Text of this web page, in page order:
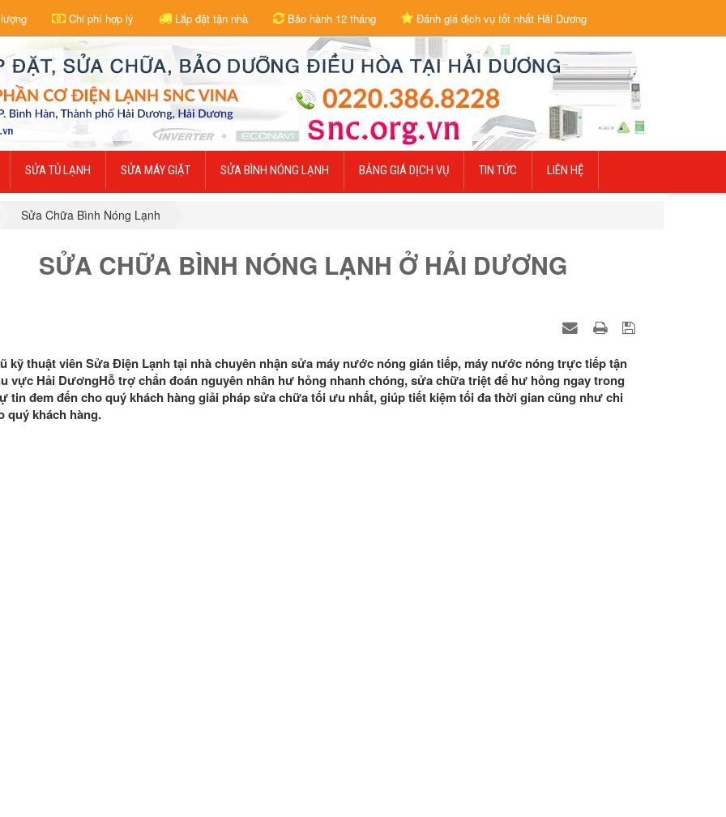
Chi phí hợp lý Lắp đặt tận nhà Bảo hành 12 tháng Đánh giá dịch vụ tốt nhất Hải Dương
SỬA TỦ LẠNH SỬA MÁY GIẶT SỬA BÌNH NÓNG LẠNH BẢNG GIÁ DỊCH VỤ TIN TỨC LIÊN HỆ
Sửa Chữa Bình Nóng Lạnh
SỬA CHỮA BÌNH NÓNG LẠNH Ở HẢI DƯƠNG
kỹ thuật viên Sửa Điện Lạnh tại nhà chuyên nhận sửa máy nước nóng gián tiếp, máy nước nóng trực tiếp tận
vực Hải DươngHỗ trợ chẩn đoán nguyên nhân hư hỏng nhanh chóng, sửa chữa triệt để hư hỏng ngay trong
tin đem đến cho quý khách hàng giải pháp sửa chữa tối ưu nhất, giúp tiết kiệm tối đa thời gian cũng như chi
quý khách hàng.